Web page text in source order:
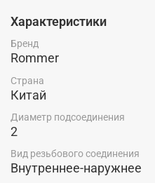
раствор гликолей в воде
шарового крана в
не допускается.
Характеристики
Бренд
Rommer
Страна
Китай
Диаметр подсоединения
2
Вид резьбового соединения
Внутреннее-наружнее